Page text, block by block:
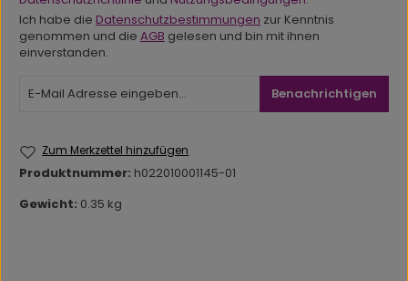
Ich habe die Datenschutzbestimmungen zur Kenntnis
genommen und die AGB gelesen und bin mit ihnen
einverstanden.
Benachrichtigen
Zum Merkzettel hinzufügen
Produktnummer: h022010001145-01
Gewicht: 0.35 kg